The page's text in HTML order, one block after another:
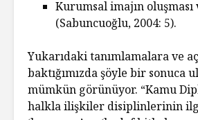
Kurumsal imajın
(Sabuncuoğlu, 2004: 5).
Yukarıdaki tanımlamalara ve
baktığımızda şöyle bir sonuca
mümkün görünüyor. “Kamu
halkla ilişkiler disiplinlerinin